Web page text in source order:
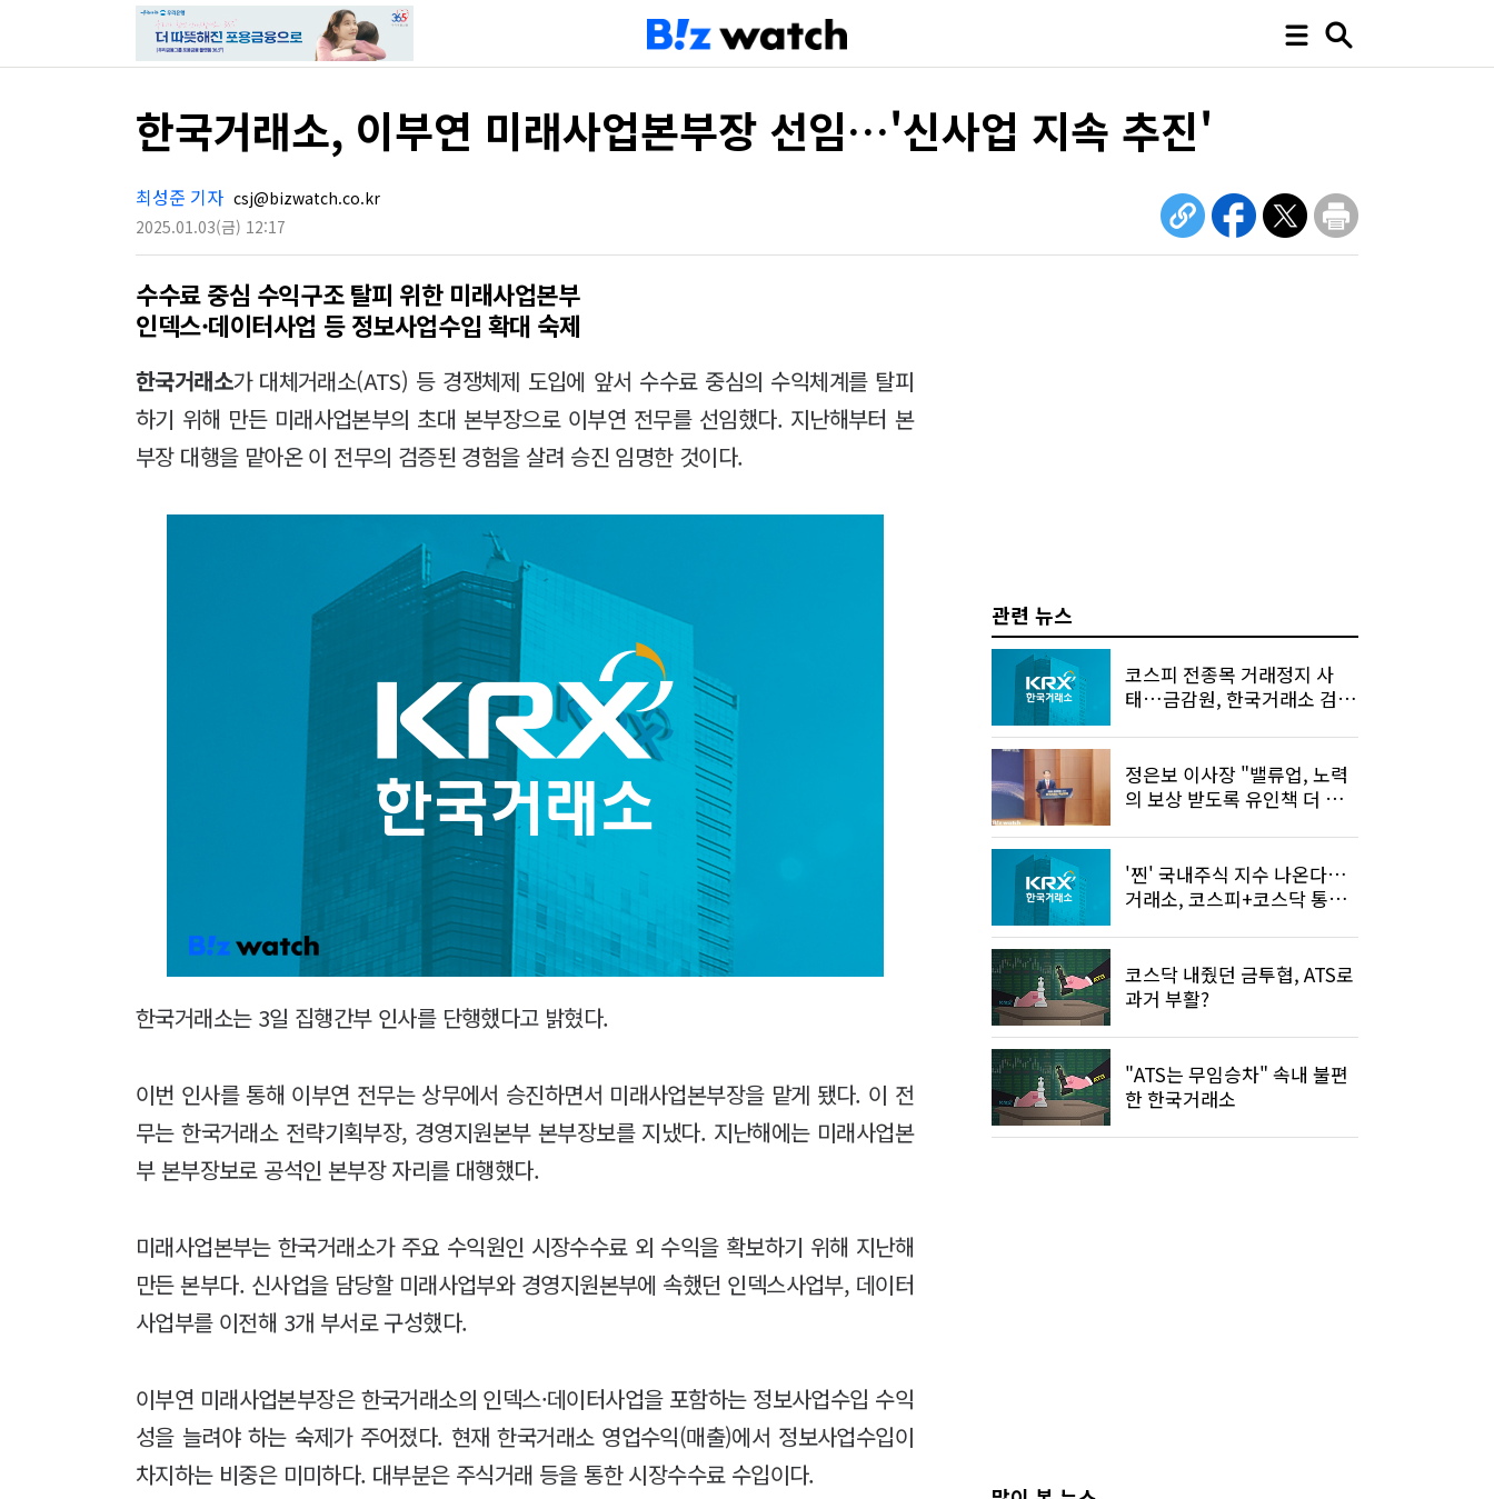
한국거래소, 이부연 미래사업본부장 선임…'신사업 지속 추진'
최성준 기자 csj@bizwatch.co.kr
2025.01.03(금) 12:17
수수료 중심 수익구조 탈피 위한 미래사업본부
인덱스·데이터사업 등 정보사업수입 확대 숙제
한국거래소가 대체거래소(ATS) 등 경쟁체제 도입에 앞서 수수료 중심의 수익체계를 탈피
하기 위해 만든 미래사업본부의 초대 본부장으로 이부연 전무를 선임했다. 지난해부터 본
부장 대행을 맡아온 이 전무의 검증된 경험을 살려 승진 임명한 것이다.
한국거래소는 3일 집행간부 인사를 단행했다고 밝혔다.
이번 인사를 통해 이부연 전무는 상무에서 승진하면서 미래사업본부장을 맡게 됐다. 이 전
무는 한국거래소 전략기획부장, 경영지원본부 본부장보를 지냈다. 지난해에는 미래사업본
부 본부장보로 공석인 본부장 자리를 대행했다.
미래사업본부는 한국거래소가 주요 수익원인 시장수수료 외 수익을 확보하기 위해 지난해
만든 본부다. 신사업을 담당할 미래사업부와 경영지원본부에 속했던 인덱스사업부, 데이터
사업부를 이전해 3개 부서로 구성했다.
이부연 미래사업본부장은 한국거래소의 인덱스·데이터사업을 포함하는 정보사업수입 수익
성을 늘려야 하는 숙제가 주어졌다. 현재 한국거래소 영업수익(매출)에서 정보사업수입이
차지하는 비중은 미미하다. 대부분은 주식거래 등을 통한 시장수수료 수입이다.
관련 뉴스
코스피 전종목 거래정지 사
태…금감원, 한국거래소 검사
정은보 이사장 "밸류업, 노력
의 보상 받도록 유인책 더 만
'찐' 국내주식 지수 나온다…
거래소, 코스피+코스닥 통합
코스닥 내줬던 금투협, ATS로
과거 부활?
"ATS는 무임승차" 속내 불편
한 한국거래소